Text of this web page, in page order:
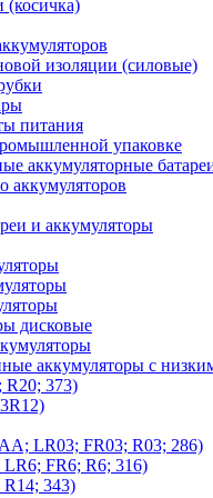
(косичка)
изоляции (силовые)
питания
упаковке
аккумуляторные
аккумуляторов
и аккумуляторы
дисковые
аккумуляторы с
373)
LR03; FR03; R03; 286)
FR6; R6; 316)
343)